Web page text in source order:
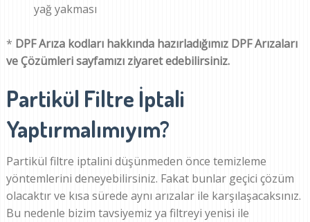
yağ yakması
* DPF Arıza kodları hakkında hazırladığımız DPF Arızaları
ve Çözümleri sayfamızı ziyaret edebilirsiniz.
Partikül Filtre İptali
Yaptırmalımıyım?
Partikül filtre iptalini düşünmeden önce temizleme
yöntemlerini deneyebilirsiniz. Fakat bunlar geçici çözüm
olacaktır ve kısa sürede aynı arızalar ile karşılaşacaksınız.
Bu nedenle bizim tavsiyemiz ya filtreyi yenisi ile